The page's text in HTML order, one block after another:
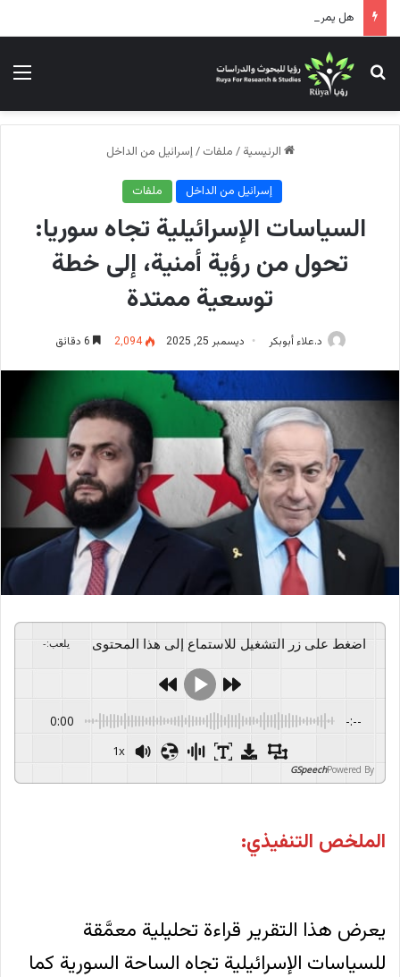
هل يمر التحالف الأمريكي الإسرائيلي بحالة توتر؟!
بحث عن
الرئيسية / ملفات /إسرائيل من الداخل
إسرائيل من الداخل ملفات
السياسات الإسرائيلية تجاه سوريا:
تحول من رؤية أمنية، إلى خطة
توسعية ممتدة
د.علاء أبوبكر ديسمبر 25, 2025 2٬094
اضغط على زر التشغيل للاستماع إلى هذا المحتوى يلعب:
-
0:00 -:--
1x
Powered By
GSpeech
الملخص التنفيذي:
يعرض هذا التقرير قراءة تحليلية معمَّقة
للسياسات الإسرائيلية تجاه الساحة السورية كما